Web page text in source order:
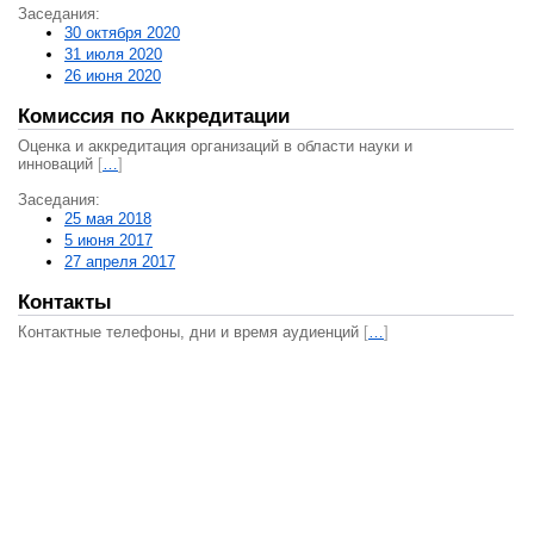
Заседания:
30 октября 2020
31 июля 2020
26 июня 2020
Комиссия по Аккредитации
Оценка и аккредитация организаций в области науки и
инноваций […]
Заседания:
25 мая 2018
5 июня 2017
27 апреля 2017
Контакты
Контактные телефоны, дни и время аудиенций […]